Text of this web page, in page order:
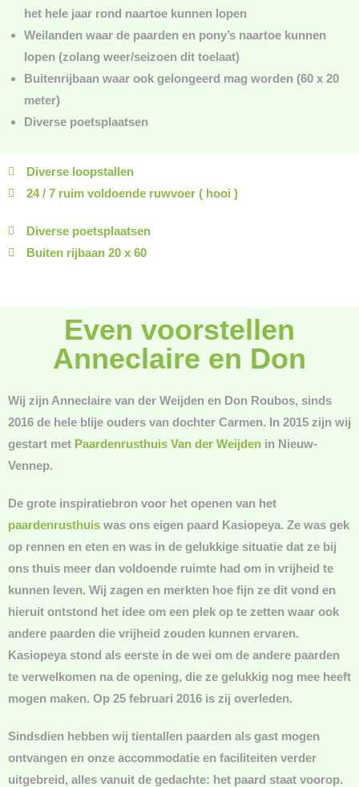
het hele jaar rond naartoe kunnen lopen
Weilanden waar de paarden en pony’s naartoe kunnen
lopen (zolang weer/seizoen dit toelaat)
Buitenrijbaan waar ook gelongeerd mag worden (60 x 20
meter)
Diverse poetsplaatsen
Diverse loopstallen
24 / 7 ruim voldoende ruwvoer ( hooi )
Diverse poetsplaatsen
Buiten rijbaan 20 x 60
Even voorstellen
Anneclaire en Don
Wij zijn Anneclaire van der Weijden en Don Roubos, sinds
2016 de hele blije ouders van dochter Carmen. In 2015 zijn wij
gestart met Paardenrusthuis Van der Weijden in Nieuw-
Vennep.
De grote inspiratiebron voor het openen van het
paardenrusthuis was ons eigen paard Kasiopeya. Ze was gek
op rennen en eten en was in de gelukkige situatie dat ze bij
ons thuis meer dan voldoende ruimte had om in vrijheid te
kunnen leven. Wij zagen en merkten hoe fijn ze dit vond en
hieruit ontstond het idee om een plek op te zetten waar ook
andere paarden die vrijheid zouden kunnen ervaren.
Kasiopeya stond als eerste in de wei om de andere paarden
te verwelkomen na de opening, die ze gelukkig nog mee heeft
mogen maken. Op 25 februari 2016 is zij overleden.
Sindsdien hebben wij tientallen paarden als gast mogen
ontvangen en onze accommodatie en faciliteiten verder
uitgebreid, alles vanuit de gedachte: het paard staat voorop.